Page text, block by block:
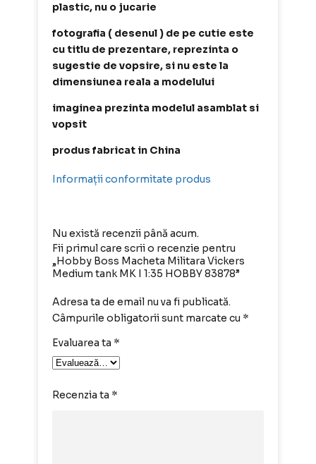
plastic, nu o jucarie
fotografia ( desenul ) de pe cutie este
cu titlu de prezentare, reprezinta o
sugestie de vopsire, si nu este la
dimensiunea reala a modelului
imaginea prezinta modelul asamblat si
vopsit
produs fabricat in China
Informații conformitate produs
Nu există recenzii până acum.
Fii primul care scrii o recenzie pentru
„Hobby Boss Macheta Militara Vickers
Medium tank MK I 1:35 HOBBY 83878”
Adresa ta de email nu va fi publicată.
Câmpurile obligatorii sunt marcate cu *
Evaluarea ta *
Recenzia ta *